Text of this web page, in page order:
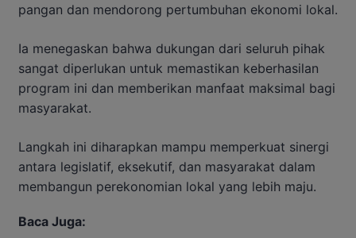
pangan dan mendorong pertumbuhan ekonomi lokal.
Ia menegaskan bahwa dukungan dari seluruh pihak
sangat diperlukan untuk memastikan keberhasilan
program ini dan memberikan manfaat maksimal bagi
masyarakat.
Langkah ini diharapkan mampu memperkuat sinergi
antara legislatif, eksekutif, dan masyarakat dalam
membangun perekonomian lokal yang lebih maju.
Baca Juga: